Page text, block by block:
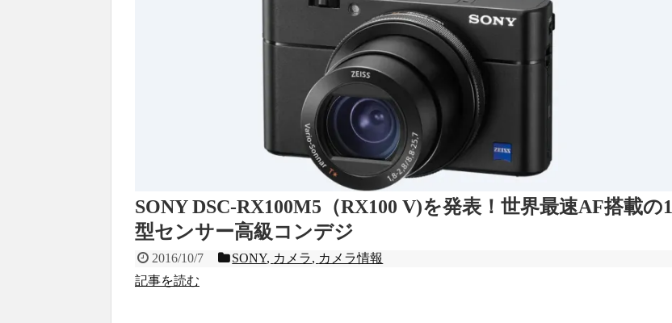
SONY DSC-RX100M5（RX100 V)を発表！世界最速AF搭載の1
型センサー高級コンデジ
2016/10/7 SONY, カメラ, カメラ情報
記事を読む